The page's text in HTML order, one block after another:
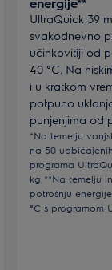
UltraQuick 39
svakodnevno
učinkovitiji od
40 °C. Na
i u kratkom
potpuno
punjenjima od
*Na temelju
na 50
programa
kg **Na temelju
potrošnju
°C s programom